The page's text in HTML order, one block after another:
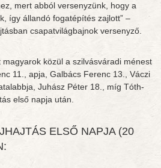
mert abból versenyzünk, hogy a
így állandó fogatépítés zajlott” –
csapatvilágbajnok versenyző.
közül a szilvásváradi ménest
11., apja, Galbács Ferenc 13., Váczi
Juhász Péter 18., míg Tóth-
első napja után.
ELSŐ NAPJA (20